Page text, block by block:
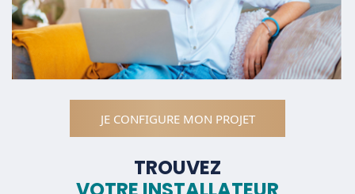
JE CONFIGURE MON PROJET
TROUVEZ